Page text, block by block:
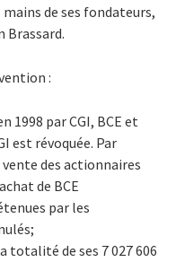
de ses fondateurs,
Brassard.
:
1998 par CGI, BCE et
est révoquée. Par
des actionnaires
de BCE
par les
totalité de ses 7 027 606